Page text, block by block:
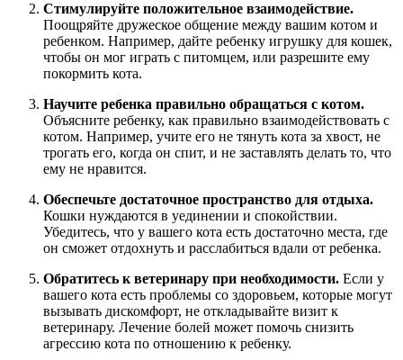
Стимулируйте положительное взаимодействие.
Поощряйте дружеское общение между вашим котом и
ребенком. Например, дайте ребенку игрушку для кошек,
чтобы он мог играть с питомцем, или разрешите ему
покормить кота.
Научите ребенка правильно обращаться с котом.
Объясните ребенку, как правильно взаимодействовать с
котом. Например, учите его не тянуть кота за хвост, не
трогать его, когда он спит, и не заставлять делать то, что
ему не нравится.
Обеспечьте достаточное пространство для отдыха.
Кошки нуждаются в уединении и спокойствии.
Убедитесь, что у вашего кота есть достаточно места, где
он сможет отдохнуть и расслабиться вдали от ребенка.
Обратитесь к ветеринару при необходимости. Если у
вашего кота есть проблемы со здоровьем, которые могут
вызывать дискомфорт, не откладывайте визит к
ветеринару. Лечение болей может помочь снизить
агрессию кота по отношению к ребенку.